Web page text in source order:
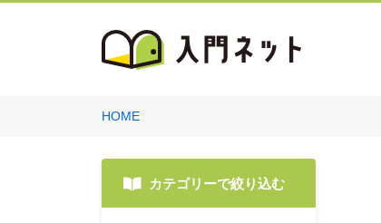
HOME
カテゴリーで絞り込む